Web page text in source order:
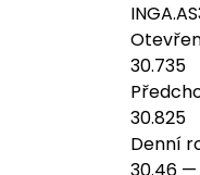
INGA.AS
30.735
30.825
Denní